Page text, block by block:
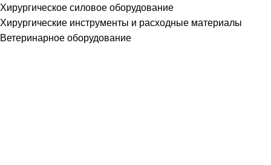
Хирургическое силовое оборудование
Хирургические инструменты и расходные материалы
Ветеринарное оборудование